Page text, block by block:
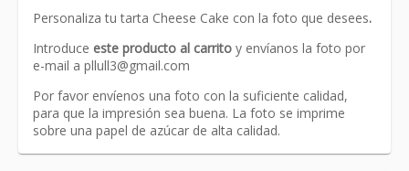
Link
Personaliza tu tarta Cheese Cake con la foto que desees.
Introduce este producto al carrito y envíanos la foto por
e-mail a pllull3@gmail.com
Por favor envíenos una foto con la suficiente calidad,
para que la impresión sea buena. La foto se imprime
sobre una papel de azúcar de alta calidad.